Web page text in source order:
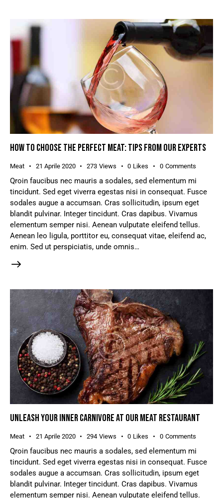
HOW TO CHOOSE THE PERFECT MEAT: TIPS FROM OUR EXPERTS
Meat 21 Aprile 2020 273 Views 0 Likes 0 Comments
Qroin faucibus nec mauris a sodales, sed elementum mi
tincidunt. Sed eget viverra egestas nisi in consequat. Fusce
sodales augue a accumsan. Cras sollicitudin, ipsum eget
blandit pulvinar. Integer tincidunt. Cras dapibus. Vivamus
elementum semper nisi. Aenean vulputate eleifend tellus.
Aenean leo ligula, porttitor eu, consequat vitae, eleifend ac,
enim. Sed ut perspiciatis, unde omnis…
UNLEASH YOUR INNER CARNIVORE AT OUR MEAT RESTAURANT
Meat 21 Aprile 2020 294 Views 0 Likes 0 Comments
Qroin faucibus nec mauris a sodales, sed elementum mi
tincidunt. Sed eget viverra egestas nisi in consequat. Fusce
sodales augue a accumsan. Cras sollicitudin, ipsum eget
blandit pulvinar. Integer tincidunt. Cras dapibus. Vivamus
elementum semper nisi. Aenean vulputate eleifend tellus.